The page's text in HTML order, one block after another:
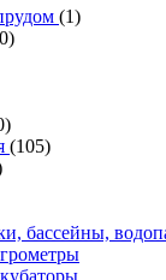
(1)
(105)
бассейны,